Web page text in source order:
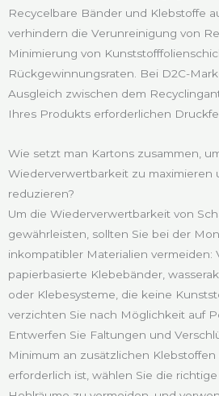
Recycelbare Bänder und Klebstoffe
verhindern die Verunreinigung von
Minimierung von
Rückgewinnungsraten. Bei D2C-
Ausgleich zwischen dem
Ihres Produkts erforderlichen
Wie setzt man Kartons zusammen,
Wiederverwertbarkeit zu maximieren
reduzieren?
Um die Wiederverwertbarkeit von
gewährleisten, sollten Sie bei der
inkompatibler Materialien vermeiden:
papierbasierte Klebebänder,
oder Klebesysteme, die keine
verzichten Sie nach Möglichkeit auf
Entwerfen Sie Faltungen und
Minimum an zusätzlichen
erforderlich ist, wählen Sie die